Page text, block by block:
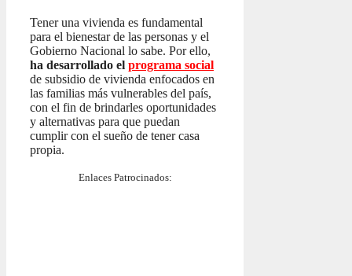
Tener una vivienda es fundamental
para el bienestar de las personas y el
Gobierno Nacional lo sabe. Por ello,
ha desarrollado el programa social
de subsidio de vivienda enfocados en
las familias más vulnerables del país,
con el fin de brindarles oportunidades
y alternativas para que puedan
cumplir con el sueño de tener casa
propia.
Enlaces Patrocinados: